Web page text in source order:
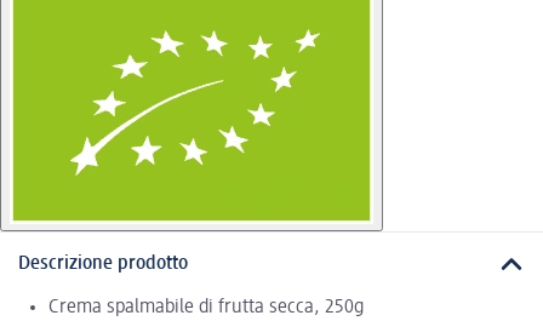
Descrizione prodotto
Crema spalmabile di frutta secca, 250g